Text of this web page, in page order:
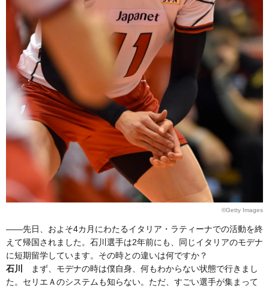
©Getty Images
——先日、およそ4カ月にわたるイタリア・ラティーナでの活動を終
えて帰国されました。石川選手は2年前にも、同じイタリアのモデナ
に短期留学しています。その時との違いは何ですか？
石川
まず、モデナの時は僕自身、何もわからない状態で行きまし
た。セリエＡのシステムも知らない。ただ、すごい選手が集まって